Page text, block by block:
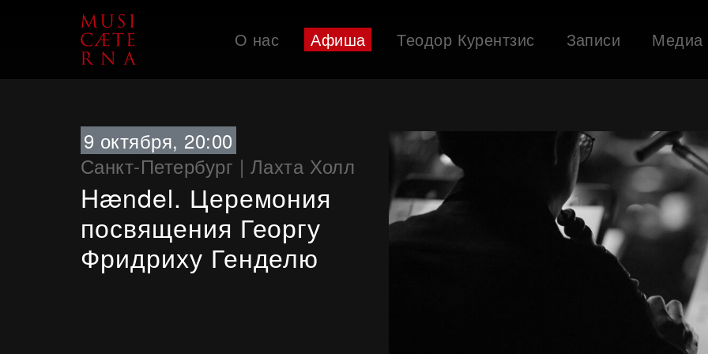
О нас Афиша Теодор Курентзис Записи
Медиа
9 октября, 20:00
Санкт-Петербург | Лахта Холл
Hændel. Церемония
посвящения Георгу
Фридриху Генделю